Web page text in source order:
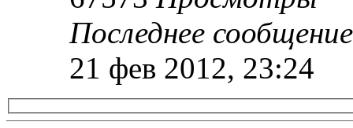
Последнее
21 фев 2012, 23:24